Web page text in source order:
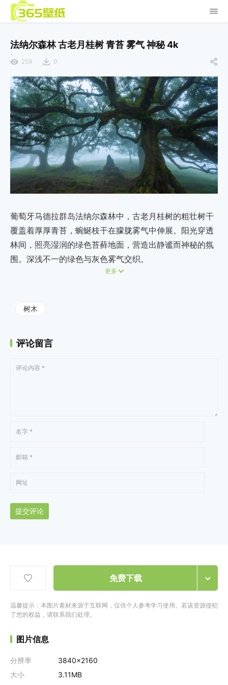
法纳尔森林 古老月桂树 青苔 雾气 神秘 4k
259 0
葡萄牙马德拉群岛法纳尔森林中，古老月桂树的粗壮树干
覆盖着厚厚青苔，蜿蜒枝干在朦胧雾气中伸展。阳光穿透
林间，照亮湿润的绿色苔藓地面，营造出静谧而神秘的氛
围。深浅不一的绿色与灰色雾气交织。
更多
树木
评论留言
提交评论
免费下载
温馨提示：本图片素材来源于互联网，仅供个人参考学习使用。若该资源侵犯
了您的权益，请联系我们处理。
图片信息
分辨率
3840x2160
大小
3.11MB